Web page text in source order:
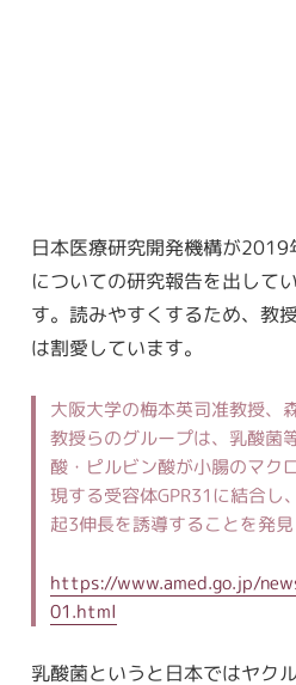
日本医療研究開発機構が
についての研究報告を出して
す。読みやすくするため、教
は割愛しています。
大阪大学の梅本英司准教授、
教授らのグループは、乳酸菌
酸・ピルビン酸が小腸のマク
現する受容体GPR31に結合し
起3伸長を誘導することを発見
https://www.amed.go.jp/
01.html
乳酸菌というと日本ではヤク